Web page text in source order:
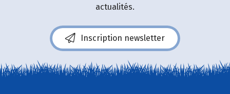
actualités.
Inscription newsletter